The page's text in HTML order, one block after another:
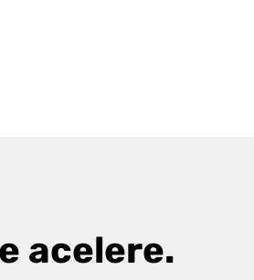
acelere.